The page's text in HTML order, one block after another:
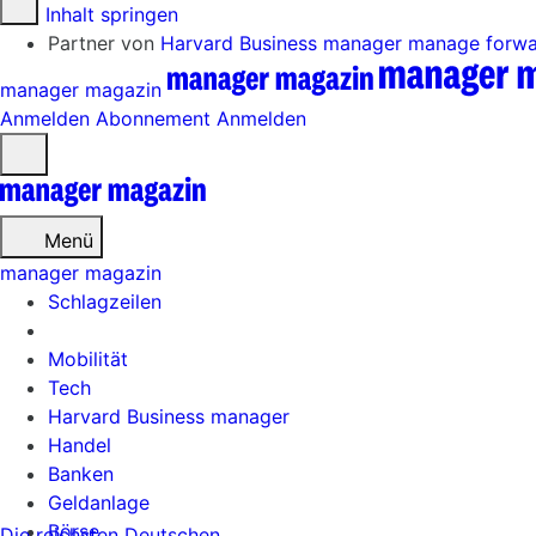
Zum Inhalt springen
Partner von Harvard Business manager manage
manager magazin
Anmelden Abonnement Anmelden
öffnen
Menü
Schlagzeilen
Mobilität
Tech
Harvard Business manager
Handel
Banken
Geldanlage
Börse
manager magazin